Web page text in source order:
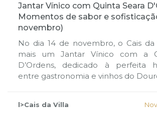
Jantar Vínico com Quinta Seara
Momentos de sabor e
novembro)
No dia 14 de novembro, o Cais da
mais um Jantar Vínico com a
D’Ordens, dedicado à perfeita
entre gastronomia e vinhos do
l>Cais da Villa